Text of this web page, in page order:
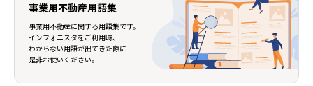
事業用不動産用語集
事業用不動産に関する用語集です。
インフォニスタをご利用時、
わからない用語が出てきた際に
是非お使いください。